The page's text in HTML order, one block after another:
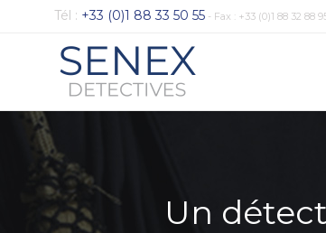
Tél : +33 (0)1 88 33 50 55 - Fax : +33 (0)1 88 32 88
Un